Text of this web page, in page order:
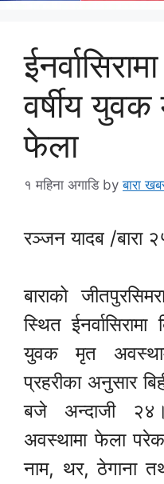
वर्षीय
फेला
१ महिना अगाडि byबारा
रञ्जन यादब /बारा
बाराको
स्थित
युवक मृत
प्रहरीका अनुसार
बजे अन्दाजी
अवस्थामा फेला
नाम, थर, ठेगाना